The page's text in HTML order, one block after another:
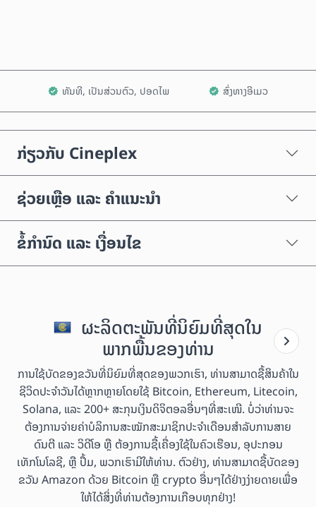
ທັນທີ, ເປັນສ່ວນຕົວ, ປອດໄພ ສົ່ງທາງອີເມວ
ກ່ຽວກັບ Cineplex
ຊ່ວຍເຫຼືອ ແລະ ຄຳແນະນຳ
ຂໍ້ກຳນົດ ແລະ ເງື່ອນໄຂ
ຜະລິດຕະພັນທີ່ນິຍົມທີ່ສຸດໃນ
ພາກພື້ນຂອງທ່ານ
ການໃຊ້ບັດຂອງຂວັນທີ່ນິຍົມທີ່ສຸດຂອງພວກເຮົາ, ທ່ານສາມາດຊື້ສິນຄ້າໃນ
ຊີວິດປະຈຳວັນໄດ້ຫຼາກຫຼາຍໂດຍໃຊ້ Bitcoin, Ethereum, Litecoin,
Solana, ແລະ 200+ ສະກຸນເງິນດິຈິຕອລອື່ນໆທີ່ສະເໜີ. ບໍ່ວ່າທ່ານຈະ
ຕ້ອງການຈ່າຍຄ່າບໍລິການສະໝັກສະມາຊິກປະຈຳເດືອນສຳລັບການສາຍ
ດົນຕີ ແລະ ວິດີໂອ ຫຼື ຕ້ອງການຊື້ເຄື່ອງໃຊ້ໃນຄົວເຮືອນ, ອຸປະກອນ
ເທັກໂນໂລຊີ, ຫຼື ປຶ້ມ, ພວກເຮົາມີໃຫ້ທ່ານ. ຕົວຢ່າງ, ທ່ານສາມາດຊື້ບັດຂອງ
ຂວັນ Amazon ດ້ວຍ Bitcoin ຫຼື crypto ອື່ນໆໄດ້ຢ່າງງ່າຍດາຍເພື່ອ
ໃຫ້ໄດ້ສິ່ງທີ່ທ່ານຕ້ອງການເກືອບທຸກຢ່າງ!